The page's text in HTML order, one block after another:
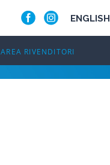
ENGLISH
AREA RIVENDITORI